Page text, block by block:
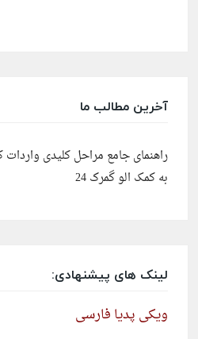
آخرین مطالب ما
راهنمای جامع مراحل کلیدی
به کمک الو گمرک 24
لینک های پیشنهادی:
ویکی پدیا فارسی